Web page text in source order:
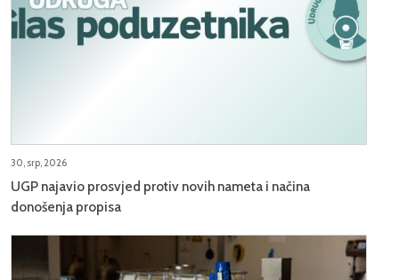
30, srp, 2026
UGP najavio prosvjed protiv novih nameta i načina
donošenja propisa